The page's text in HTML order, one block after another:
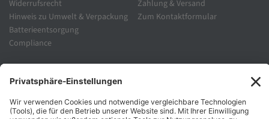
Widerrufsrecht
Hinweis zu Umwelt & Verpackung
Batterieentsorgung
Compliance
Zahlung & Versand
Zum Kontaktformular
Unternehmen
Karriere